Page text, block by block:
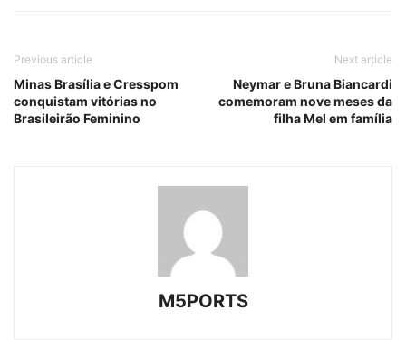
Previous article
Minas Brasília e Cresspom
conquistam vitórias no
Brasileirão Feminino
Next article
Neymar e Bruna Biancardi
comemoram nove meses da
filha Mel em família
M5PORTS